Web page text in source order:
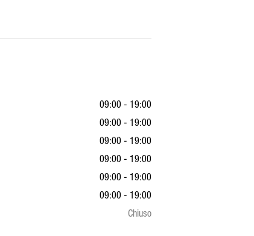
09:00 - 19:00
09:00 - 19:00
09:00 - 19:00
09:00 - 19:00
09:00 - 19:00
09:00 - 19:00
Chiuso